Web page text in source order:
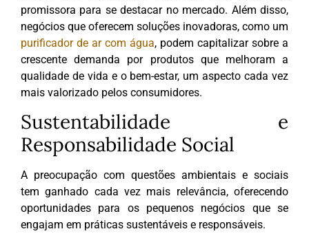
promissora para se destacar no mercado. Além disso,
negócios que oferecem soluções inovadoras, como um
purificador de ar com água, podem capitalizar sobre a
crescente demanda por produtos que melhoram a
qualidade de vida e o bem-estar, um aspecto cada vez
mais valorizado pelos consumidores.
Sustentabilidade e
Responsabilidade Social
A preocupação com questões ambientais e sociais
tem ganhado cada vez mais relevância, oferecendo
oportunidades para os pequenos negócios que se
engajam em práticas sustentáveis e responsáveis.